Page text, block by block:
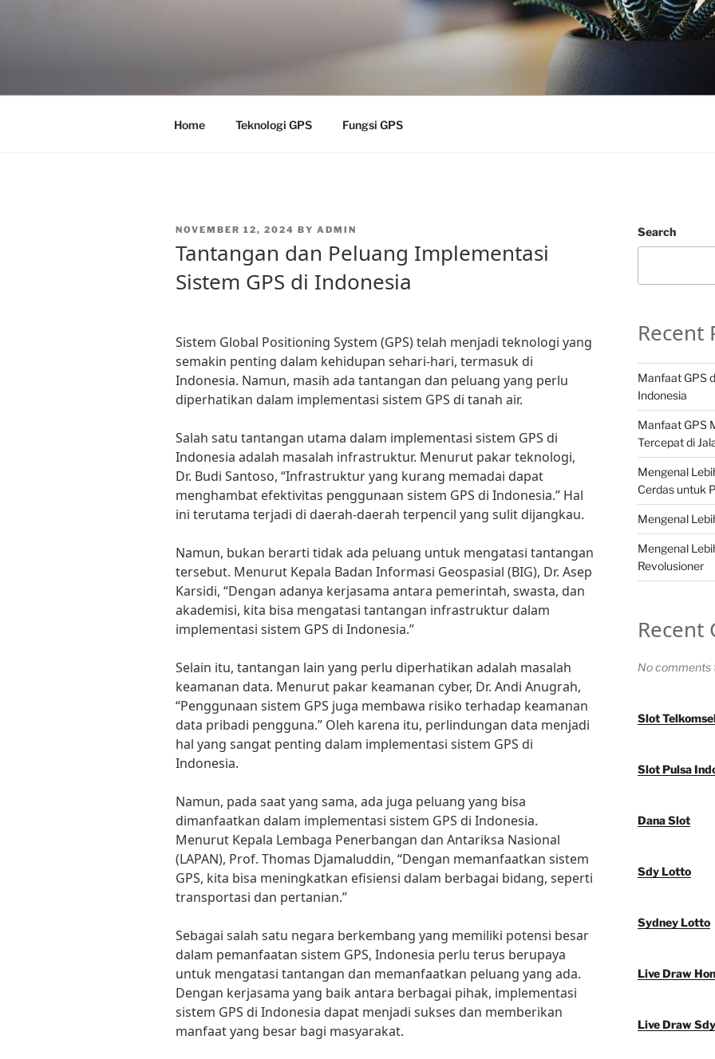
Home Teknologi GPS Fungsi GPS
POSTED
NOVEMBER 12, 2024 BY ADMIN
Tantangan dan Peluang Implementasi
Sistem GPS di Indonesia
Sistem Global Positioning System (GPS) telah menjadi teknologi yang
semakin penting dalam kehidupan sehari-hari, termasuk di
Indonesia. Namun, masih ada tantangan dan peluang yang perlu
diperhatikan dalam implementasi sistem GPS di tanah air.
Salah satu tantangan utama dalam implementasi sistem GPS di
Indonesia adalah masalah infrastruktur. Menurut pakar teknologi,
Dr. Budi Santoso, “Infrastruktur yang kurang memadai dapat
menghambat efektivitas penggunaan sistem GPS di Indonesia.” Hal
ini terutama terjadi di daerah-daerah terpencil yang sulit dijangkau.
Namun, bukan berarti tidak ada peluang untuk mengatasi tantangan
tersebut. Menurut Kepala Badan Informasi Geospasial (BIG), Dr. Asep
Karsidi, “Dengan adanya kerjasama antara pemerintah, swasta, dan
akademisi, kita bisa mengatasi tantangan infrastruktur dalam
implementasi sistem GPS di Indonesia.”
Selain itu, tantangan lain yang perlu diperhatikan adalah masalah
keamanan data. Menurut pakar keamanan cyber, Dr. Andi Anugrah,
“Penggunaan sistem GPS juga membawa risiko terhadap keamanan
data pribadi pengguna.” Oleh karena itu, perlindungan data menjadi
hal yang sangat penting dalam implementasi sistem GPS di
Indonesia.
Namun, pada saat yang sama, ada juga peluang yang bisa
dimanfaatkan dalam implementasi sistem GPS di Indonesia.
Menurut Kepala Lembaga Penerbangan dan Antariksa Nasional
(LAPAN), Prof. Thomas Djamaluddin, “Dengan memanfaatkan sistem
GPS, kita bisa meningkatkan efisiensi dalam berbagai bidang, seperti
transportasi dan pertanian.”
Sebagai salah satu negara berkembang yang memiliki potensi besar
dalam pemanfaatan sistem GPS, Indonesia perlu terus berupaya
untuk mengatasi tantangan dan memanfaatkan peluang yang ada.
Dengan kerjasama yang baik antara berbagai pihak, implementasi
sistem GPS di Indonesia dapat menjadi sukses dan memberikan
manfaat yang besar bagi masyarakat.
Search
Recent
Manfaat GPS
Indonesia
Manfaat GPS
Tercepat di
Mengenal
Cerdas untuk
Mengenal
Mengenal
Revolusioner
Recent
No comments
Slot
Slot Pulsa
Dana Slot
Sdy Lotto
Sydney Lotto
Live Draw
Live Draw Sdy